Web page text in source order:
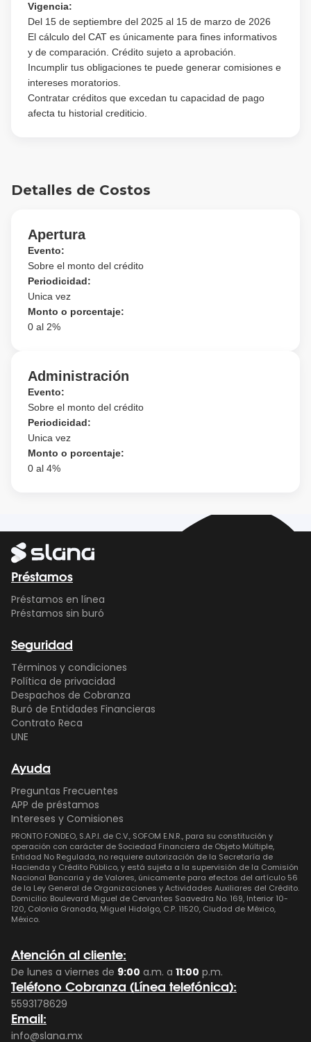
Vigencia:
Del 15 de septiembre del 2025 al 15 de marzo de 2026
El cálculo del CAT es únicamente para fines informativos
y de comparación. Crédito sujeto a aprobación.
Incumplir tus obligaciones te puede generar comisiones e
intereses moratorios.
Contratar créditos que excedan tu capacidad de pago
afecta tu historial crediticio.
Detalles de Costos
Apertura
Evento:
Sobre el monto del crédito
Periodicidad:
Unica vez
Monto o porcentaje:
0 al 2%
Administración
Evento:
Sobre el monto del crédito
Periodicidad:
Unica vez
Monto o porcentaje:
0 al 4%
Préstamos
Préstamos en línea
Préstamos sin buró
Seguridad
Términos y condiciones
Política de privacidad
Despachos de Cobranza
Buró de Entidades Financieras
Contrato Reca
UNE
Ayuda
Preguntas Frecuentes
APP de préstamos
Intereses y Comisiones
PRONTO FONDEO, S.A.P.I. de C.V., SOFOM E.N.R., para su constitución y
operación con carácter de Sociedad Financiera de Objeto Múltiple,
Entidad No Regulada, no requiere autorización de la Secretaría de
Hacienda y Crédito Público, y está sujeta a la supervisión de la Comisión
Nacional Bancaria y de Valores, únicamente para efectos del artículo 56
de la Ley General de Organizaciones y Actividades Auxiliares del Crédito.
Domicilio: Boulevard Miguel de Cervantes Saavedra No. 169, Interior 10-
120, Colonia Granada, Miguel Hidalgo, C.P. 11520, Ciudad de México,
México.
Atención al cliente:
De lunes a viernes de 9:00 a.m. a 11:00 p.m.
Teléfono Cobranza (Línea telefónica):
5593178629
Email:
info@slana.mx